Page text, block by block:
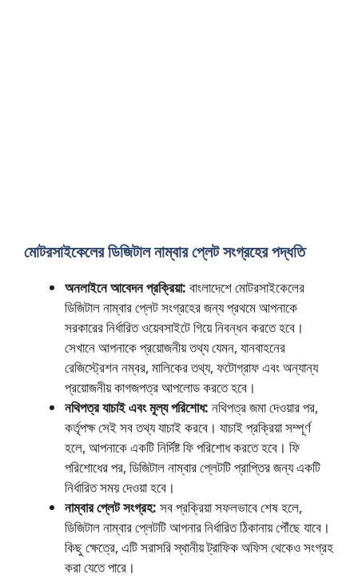
মোটরসাইকেলের ডিজিটাল নাম্বার প্লেট সংগ্রহের পদ্ধতি
অনলাইনে আবেদন প্রক্রিয়া: বাংলাদেশে মোটরসাইকেলের
ডিজিটাল নাম্বার প্লেট সংগ্রহের জন্য প্রথমে আপনাকে
সরকারের নির্ধারিত ওয়েবসাইটে গিয়ে নিবন্ধন করতে হবে।
সেখানে আপনাকে প্রয়োজনীয় তথ্য যেমন, যানবাহনের
রেজিস্ট্রেশন নম্বর, মালিকের তথ্য, ফটোগ্রাফ এবং অন্যান্য
প্রয়োজনীয় কাগজপত্র আপলোড করতে হবে।
নথিপত্র যাচাই এবং মূল্য পরিশোধ: নথিপত্র জমা দেওয়ার পর,
কর্তৃপক্ষ সেই সব তথ্য যাচাই করবে। যাচাই প্রক্রিয়া সম্পূর্ণ
হলে, আপনাকে একটি নির্দিষ্ট ফি পরিশোধ করতে হবে। ফি
পরিশোধের পর, ডিজিটাল নাম্বার প্লেটটি প্রাপ্তির জন্য একটি
নির্ধারিত সময় দেওয়া হবে।
নাম্বার প্লেট সংগ্রহ: সব প্রক্রিয়া সফলভাবে শেষ হলে,
ডিজিটাল নাম্বার প্লেটটি আপনার নির্ধারিত ঠিকানায় পৌঁছে যাবে।
কিছু ক্ষেত্রে, এটি সরাসরি স্থানীয় ট্রাফিক অফিস থেকেও সংগ্রহ
করা যেতে পারে।